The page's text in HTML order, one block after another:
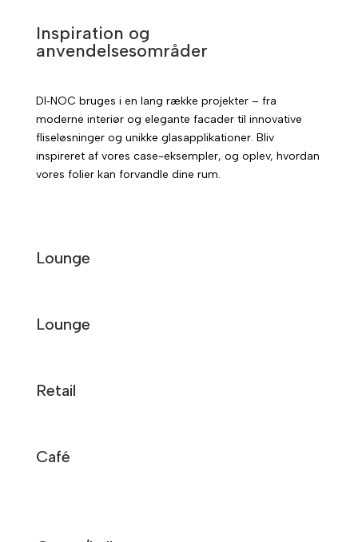
Inspiration og
anvendelsesområder
DI‑NOC bruges i en lang række projekter – fra
moderne interiør og elegante facader til innovative
fliseløsninger og unikke glasapplikationer. Bliv
inspireret af vores case-eksempler, og oplev, hvordan
vores folier kan forvandle dine rum.
Lounge
Lounge
Retail
Café